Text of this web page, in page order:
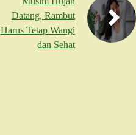
Datang, Rambut
Harus Tetap Wangi
dan Sehat